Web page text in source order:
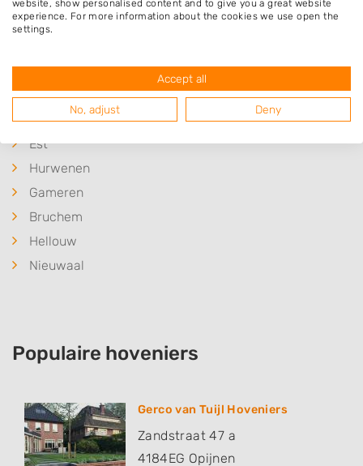
Neerijnen
Opijnen
Haaften
Meteren
Est
Hurwenen
Gameren
Bruchem
Hellouw
Nieuwaal
Populaire hoveniers
Gerco van Tuijl Hoveniers
Zandstraat 47 a
4184EG Opijnen
website, show personalised content and to give you a great website
experience. For more information about the cookies we use open the
settings.
Accept all
No, adjust Deny